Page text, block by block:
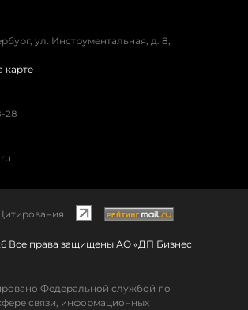
ул. Инструментальная, д. 8,
карте
28
Все права защищены АО «ДП Бизнес
Федеральной службой по
связи, информационных